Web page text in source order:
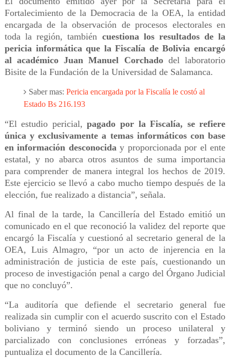
Fortalecimiento de la Democracia de la OEA, la entidad
encargada de la observación de procesos electorales en
toda la región, también cuestiona los resultados de la
pericia informática que la Fiscalía de Bolivia encargó
al académico Juan Manuel Corchadodel laboratorio
Bisite de la Fundación de la Universidad de Salamanca.
Saber mas:Pericia encargada por la Fiscalía le costó al
Estado Bs 216.193
“El estudio pericial,pagado por la Fiscalía, se refiere
única y exclusivamente a temas informáticos con base
en información desconociday proporcionada por el ente
estatal, y no abarca otros asuntos de suma importancia
para comprender de manera integral los hechos de 2019.
Este ejercicio se llevó a cabo mucho tiempo después de la
elección, fue realizado a distancia”, señala.
Al final de la tarde, la Cancillería del Estado emitió un
comunicado en el que reconoció la validez del reporte que
encargó la Fiscalía y cuestionó al secretario general de la
OEA, Luis Almagro, “por un acto de injerencia en la
administración de justicia de este país, cuestionando un
proceso de investigación penal a cargo del Órgano Judicial
que no concluyó”.
“La auditoría que defiende el secretario general fue
realizada sin cumplir con el acuerdo suscrito con el Estado
boliviano y terminó siendo un proceso unilateral y
parcializado con conclusiones erróneas y forzadas”,
puntualiza el documento de la Cancillería.